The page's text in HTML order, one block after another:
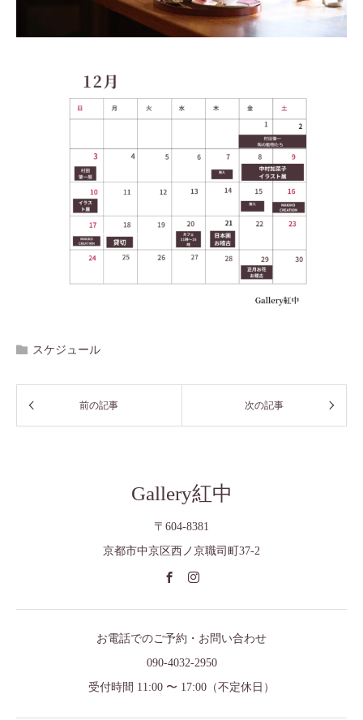
スケジュール
Gallery紅中
〒604-8381
京都市中京区西ノ京職司町37-2
お電話でのご予約・お問い合わせ
090-4032-2950
受付時間 11:00 〜 17:00（不定休日）